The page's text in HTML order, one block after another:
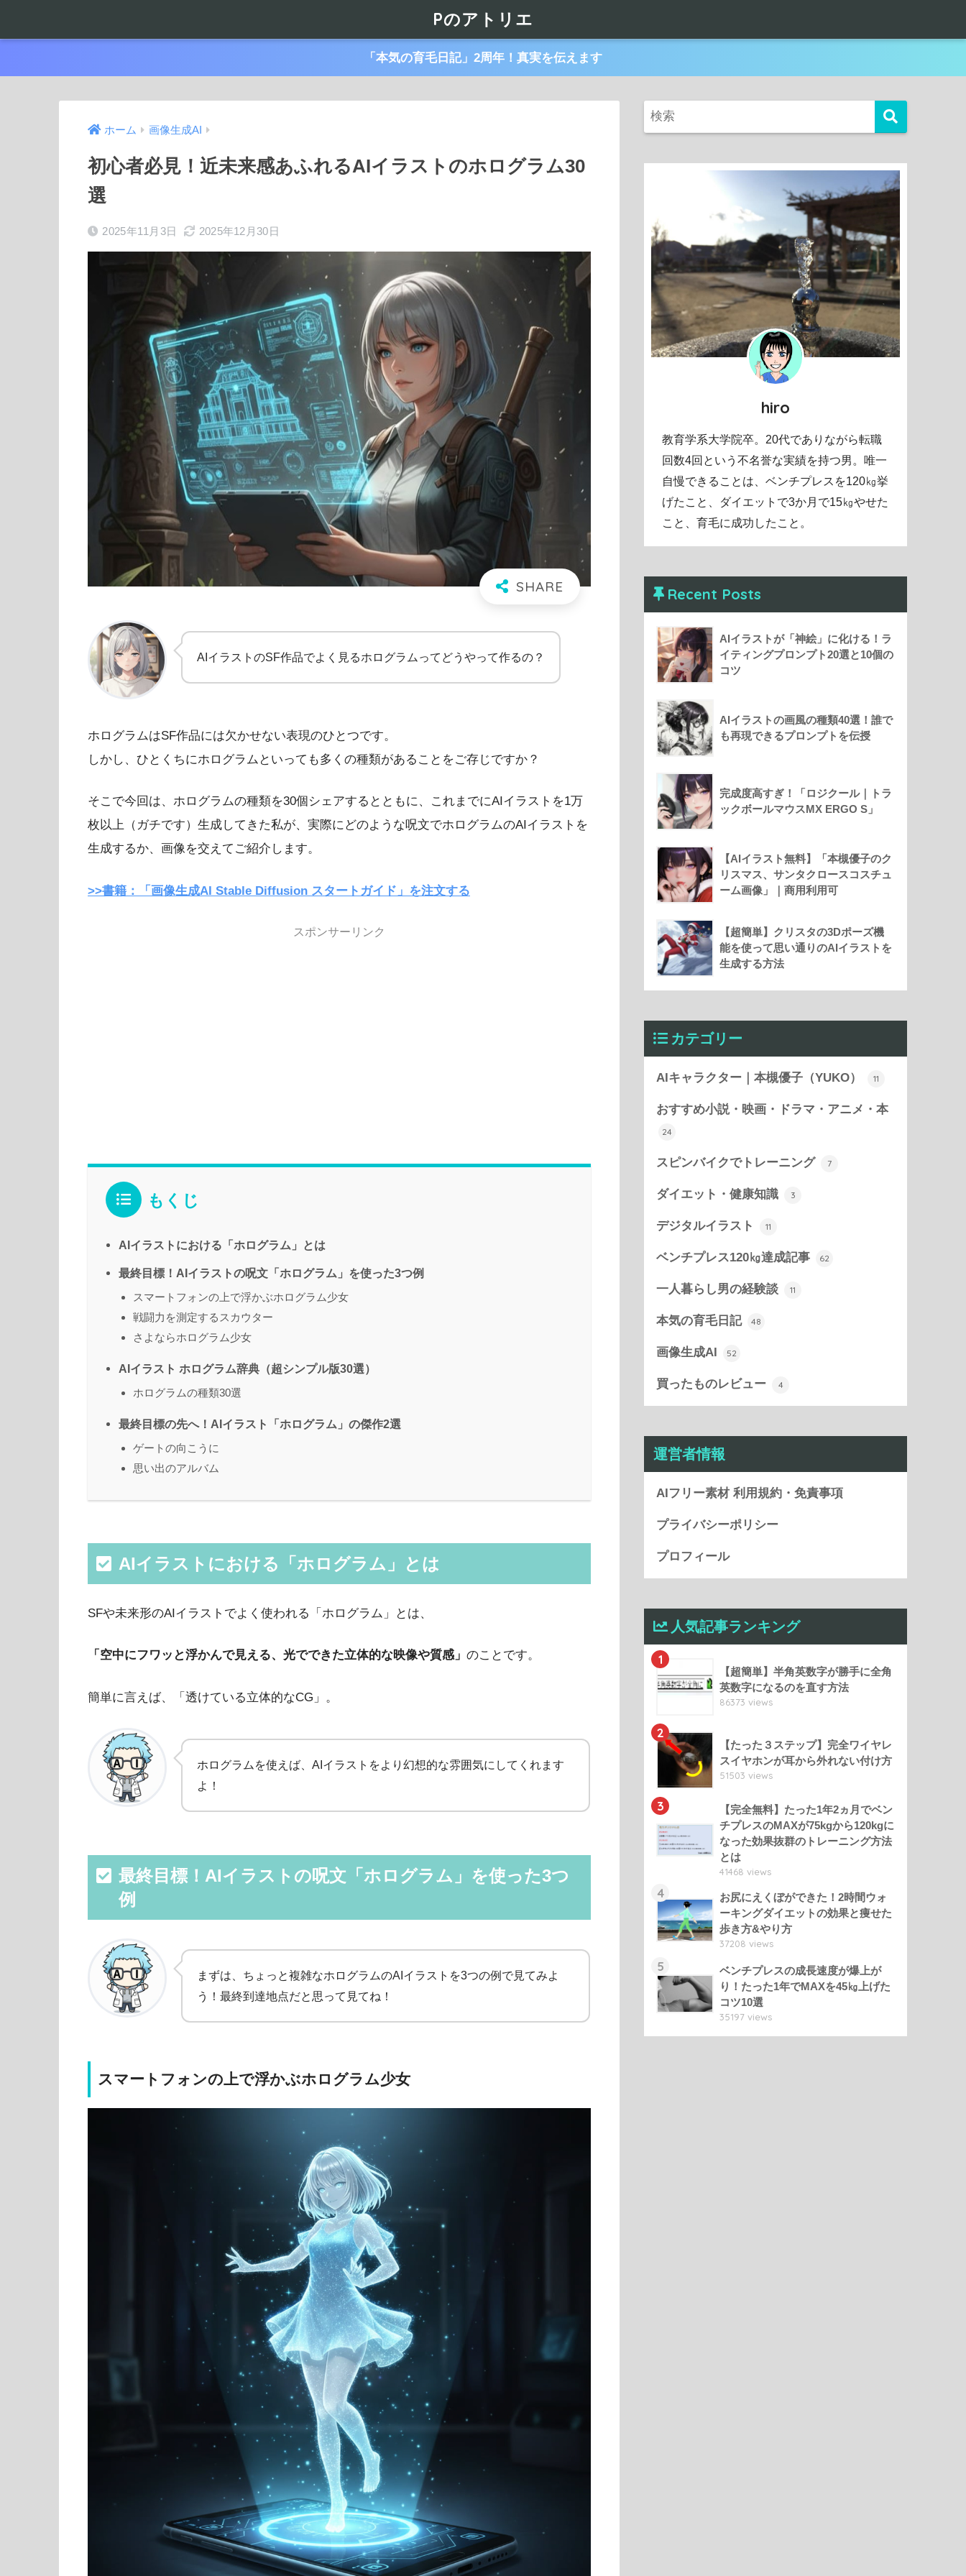
Pのアトリエ
「本気の育毛日記」2周年！真実を伝えます
ホーム 画像生成AI
初心者必見！近未来感あふれるAIイラストのホログラム30
選
2025年11月3日 2025年12月30日
AIイラストのSF作品でよく見るホログラムってどうやって作るの？
ホログラムはSF作品には欠かせない表現のひとつです。
しかし、ひとくちにホログラムといっても多くの種類があることをご存じですか？
そこで今回は、ホログラムの種類を30個シェアするとともに、これまでにAIイラストを1万
枚以上（ガチです）生成してきた私が、実際にどのような呪文でホログラムのAIイラストを
生成するか、画像を交えてご紹介します。
>>書籍：「画像生成AI Stable Diffusion スタートガイド」を注文する
スポンサーリンク
もくじ
AIイラストにおける「ホログラム」とは
最終目標！AIイラストの呪文「ホログラム」を使った3つ例
スマートフォンの上で浮かぶホログラム少女
戦闘力を測定するスカウター
さよならホログラム少女
AIイラスト ホログラム辞典（超シンプル版30選）
ホログラムの種類30選
最終目標の先へ！AIイラスト「ホログラム」の傑作2選
ゲートの向こうに
思い出のアルバム
AIイラストにおける「ホログラム」とは
SFや未来形のAIイラストでよく使われる「ホログラム」とは、
「空中にフワッと浮かんで見える、光でできた立体的な映像や質感」 のことです。
簡単に言えば、「透けている立体的なCG」。
ホログラムを使えば、AIイラストをより幻想的な雰囲気にしてくれます
よ！
最終目標！AIイラストの呪文「ホログラム」を使った3つ
例
まずは、ちょっと複雑なホログラムのAIイラストを3つの例で見てみよ
う！最終到達地点だと思って見てね！
スマートフォンの上で浮かぶホログラム少女
hiro
教育学系大学院卒。20代でありながら転職
回数4回という不名誉な実績を持つ男。唯一
自慢できることは、ベンチプレスを120㎏挙
げたこと、ダイエットで3か月で15㎏やせた
こと、育毛に成功したこと。
Recent Posts
AIイラストが「神絵」に化ける！ラ
イティングプロンプト20選と10個の
コツ
AIイラストの画風の種類40選！誰で
も再現できるプロンプトを伝授
完成度高すぎ！「ロジクール｜トラ
ックボールマウスMX ERGO S」
【AIイラスト無料】「本槻優子のク
リスマス、サンタクロースコスチュ
ーム画像」｜商用利用可
【超簡単】クリスタの3Dポーズ機
能を使って思い通りのAIイラストを
生成する方法
カテゴリー
AIキャラクター｜本槻優子（YUKO） 11
おすすめ小説・映画・ドラマ・アニメ・本
24
スピンバイクでトレーニング 7
ダイエット・健康知識 3
デジタルイラスト 11
ベンチプレス120㎏達成記事 62
一人暮らし男の経験談 11
本気の育毛日記 48
画像生成AI 52
買ったものレビュー 4
運営者情報
AIフリー素材 利用規約・免責事項
プライバシーポリシー
プロフィール
人気記事ランキング
1
【超簡単】半角英数字が勝手に全角
英数字になるのを直す方法
86373 views
2
【たった３ステップ】完全ワイヤレ
スイヤホンが耳から外れない付け方
51503 views
3
【完全無料】たった1年2ヵ月でベン
チプレスのMAXが75kgから120kgに
なった効果抜群のトレーニング方法
とは
41468 views
4
お尻にえくぼができた！2時間ウォ
ーキングダイエットの効果と痩せた
歩き方&やり方
37208 views
5
ベンチプレスの成長速度が爆上が
り！たった1年でMAXを45㎏上げた
コツ10選
35197 views